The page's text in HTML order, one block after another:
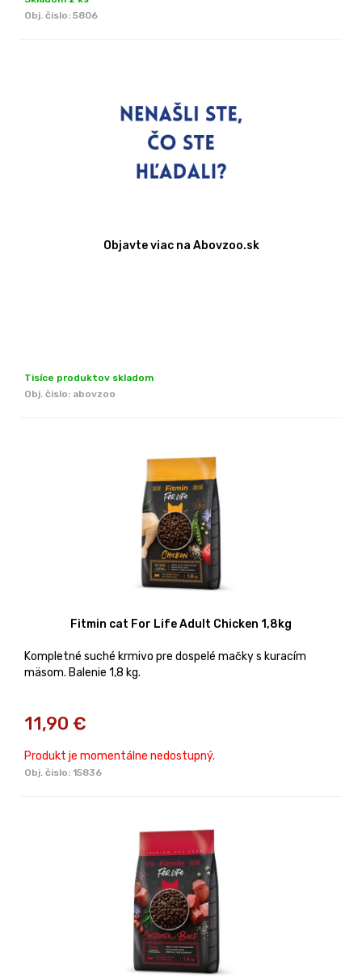
Obj. čislo: 5806
Objavte viac na Abovzoo.sk
Tisíce produktov skladom
Obj. čislo: abovzoo
Fitmin cat For Life Adult Chicken 1,8kg
Kompletné suché krmivo pre dospelé mačky s kuracím
mäsom. Balenie 1,8 kg.
11,90 €
Produkt je momentálne nedostupný.
Obj. čislo: 15836